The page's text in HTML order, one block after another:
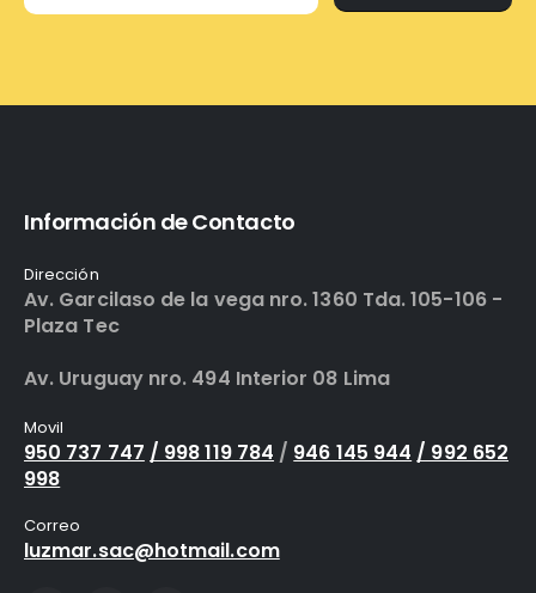
Información de Contacto
Dirección
Av. Garcilaso de la vega nro. 1360 Tda. 105-106 -
Plaza Tec
Av. Uruguay nro. 494 Interior 08 Lima
Movil
950 737 747 / 998 119 784 / 946 145 944 / 992 652
998
Correo
luzmar.sac@hotmail.com